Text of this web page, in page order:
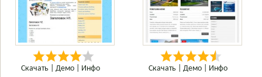
Скачать Демо Инфо Скачать Демо Инфо